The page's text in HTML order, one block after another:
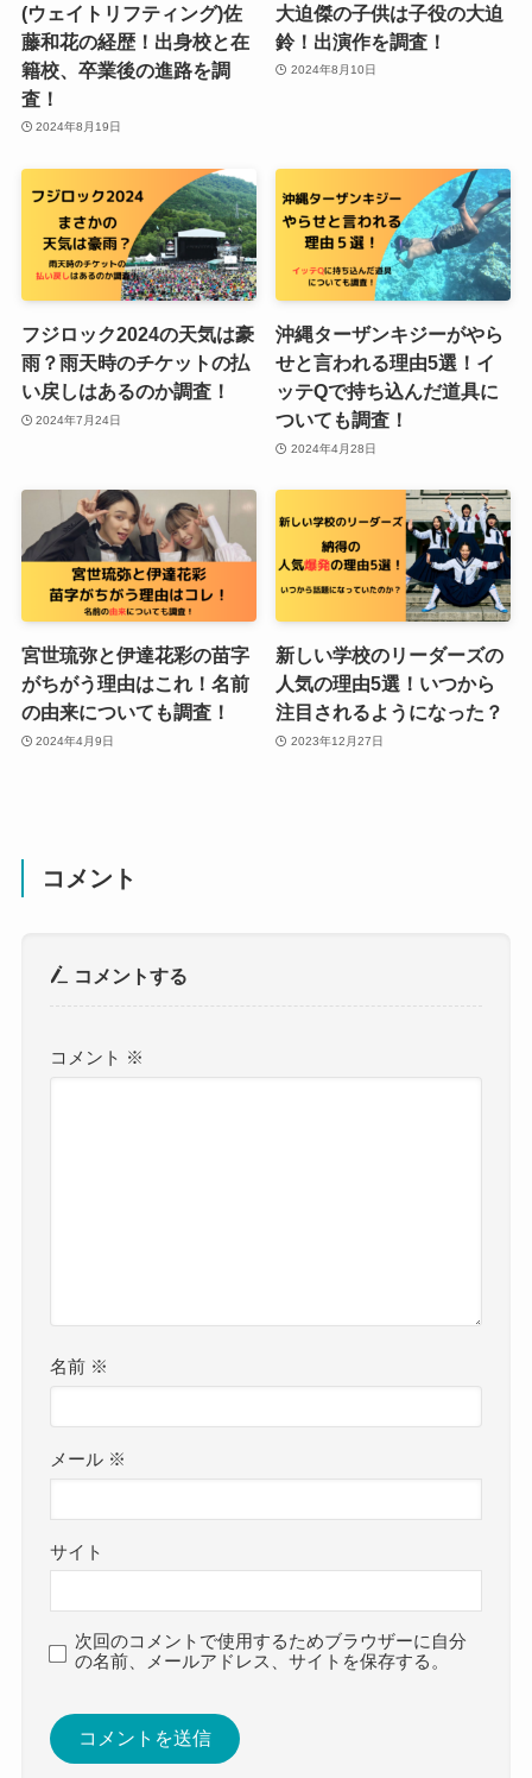
(ウェイトリフティング)佐
藤和花の経歴！出身校と在
籍校、卒業後の進路を調
査！
2024年8月19日
大迫傑の子供は子役の大迫
鈴！出演作を調査！
2024年8月10日
フジロック2024の天気は豪
雨？雨天時のチケットの払
い戻しはあるのか調査！
2024年7月24日
沖縄ターザンキジーがやら
せと言われる理由5選！イ
ッテQで持ち込んだ道具に
ついても調査！
2024年4月28日
宮世琉弥と伊達花彩の苗字
がちがう理由はこれ！名前
の由来についても調査！
2024年4月9日
新しい学校のリーダーズの
人気の理由5選！いつから
注目されるようになった？
2023年12月27日
コメント
コメントする
コメント ※
名前 ※
メール ※
サイト
次回のコメントで使用するためブラウザーに自分
の名前、メールアドレス、サイトを保存する。